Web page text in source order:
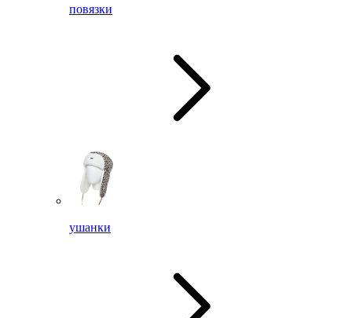
повязки
ушанки